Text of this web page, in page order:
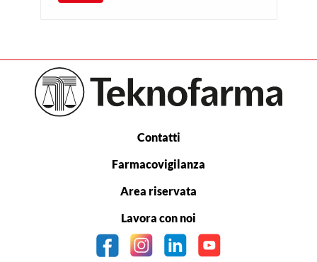
Contatti
Farmacovigilanza
Area riservata
Lavora con noi